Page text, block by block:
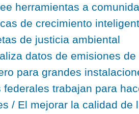
herramientas a
de crecimiento
de justicia ambiental
datos de emisiones
para grandes
federales trabajan para
/ El mejorar la calidad de